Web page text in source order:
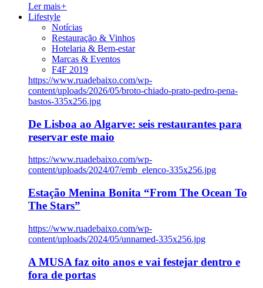
Ler mais+
Lifestyle
Notícias
Restauração & Vinhos
Hotelaria & Bem-estar
Marcas & Eventos
F4F 2019
https://www.ruadebaixo.com/wp-
content/uploads/2026/05/broto-chiado-prato-pedro-pena-
bastos-335x256.jpg
De Lisboa ao Algarve: seis restaurantes para
reservar este maio
https://www.ruadebaixo.com/wp-
content/uploads/2024/07/emb_elenco-335x256.jpg
Estação Menina Bonita “From The Ocean To
The Stars”
https://www.ruadebaixo.com/wp-
content/uploads/2024/05/unnamed-335x256.jpg
A MUSA faz oito anos e vai festejar dentro e
fora de portas